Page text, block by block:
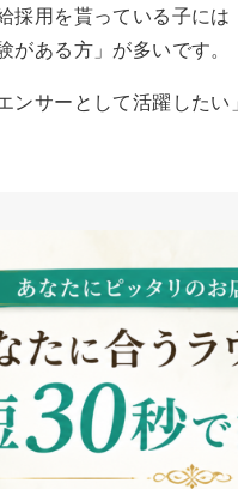
採用を貰っている子に
がある方」が多いです。
ンサーとして活躍した